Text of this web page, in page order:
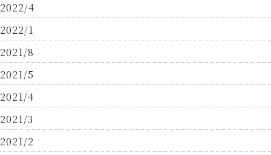
2022/4
2022/1
2021/8
2021/5
2021/4
2021/3
2021/2